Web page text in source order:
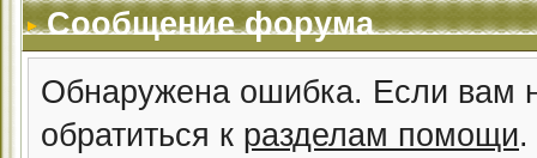
Сообщение форума
Обнаружена ошибка. Если вам
обратиться к разделам помощи.